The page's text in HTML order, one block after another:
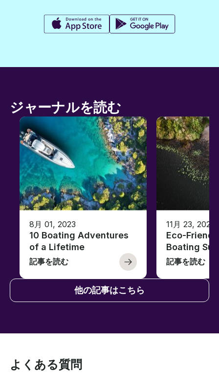
ジャーナルを読む
8月 01, 2023
10 Boating Adventures
of a Lifetime
記事を読む
11月 23, 2022
Eco-
Boating
記事を読む
他の記事はこちら
よくある質問